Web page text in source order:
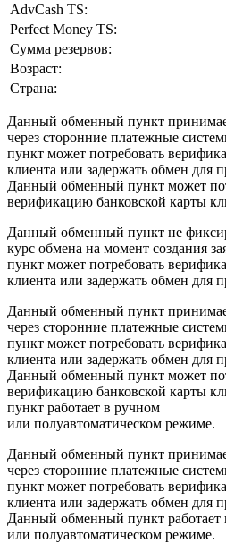
AdvCash TS:
Perfect Money TS:
Сумма резервов:
Возраст:
Страна:
Данный обменный пункт
через сторонние платежные
пункт может потребовать
клиента или задержать обмен для
Данный обменный пункт может
верификацию банковской карты
Данный обменный пункт не
курс обмена на момент создания
пункт может потребовать
клиента или задержать обмен для
Данный обменный пункт
через сторонние платежные
пункт может потребовать
клиента или задержать обмен для
Данный обменный пункт может
верификацию банковской карты
пункт работает в ручном
или полуавтоматическом режиме.
Данный обменный пункт
через сторонние платежные
пункт может потребовать
клиента или задержать обмен для
Данный обменный пункт работает
или полуавтоматическом режиме.